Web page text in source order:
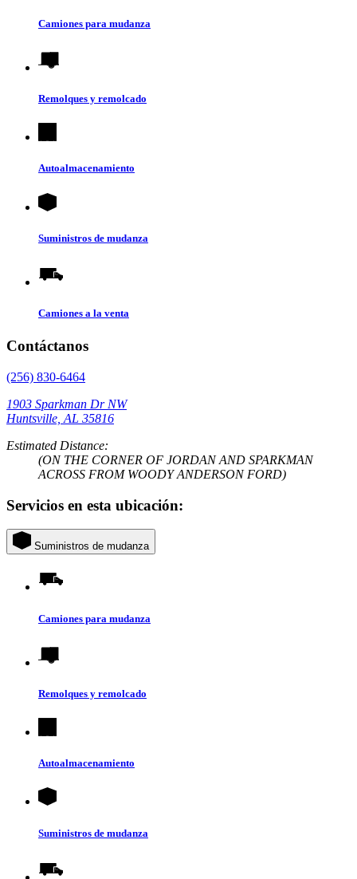
Camiones para mudanza
Remolques y remolcado
Autoalmacenamiento
Suministros de mudanza
Camiones a la venta
Contáctanos
(256) 830-6464
1903 Sparkman Dr NW
Huntsville, AL 35816
Estimated Distance:
(ON THE CORNER OF JORDAN AND SPARKMAN
ACROSS FROM WOODY ANDERSON FORD)
Servicios en esta ubicación:
Suministros de mudanza
Camiones para mudanza
Remolques y remolcado
Autoalmacenamiento
Suministros de mudanza